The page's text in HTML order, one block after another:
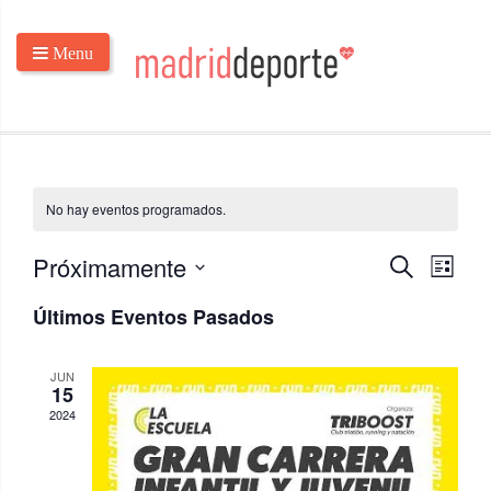
Menu
No hay eventos programados.
N
e
g
a
c
BuscarN
g
a
c
i
Lista
Próximamente
fecha.
Últimos Eventos Pasados
JUN
15
2024